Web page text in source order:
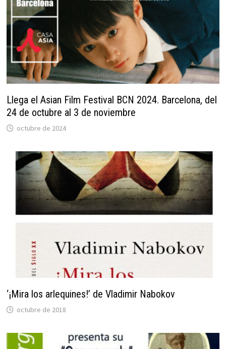
Llega el Asian Film Festival BCN 2024. Barcelona, del
24 de octubre al 3 de noviembre
octubre de 2024
‘¡Mira los arlequines!’ de Vladimir Nabokov
octubre de 2018